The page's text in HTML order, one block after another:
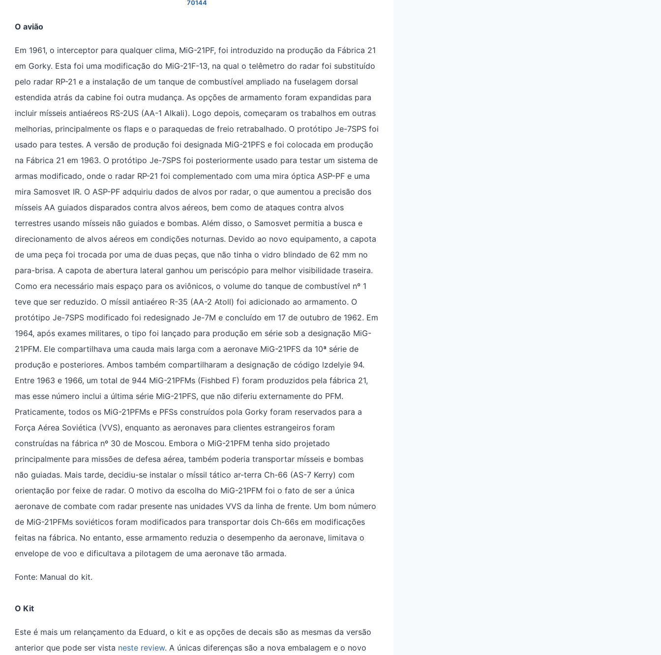
70144
O avião
Em 1961, o interceptor para qualquer clima, MiG-21PF, foi introduzido na produção da Fábrica 21
em Gorky. Esta foi uma modificação do MiG-21F-13, na qual o telêmetro do radar foi substituído
pelo radar RP-21 e a instalação de um tanque de combustível ampliado na fuselagem dorsal
estendida atrás da cabine foi outra mudança. As opções de armamento foram expandidas para
incluir mísseis antiaéreos RS-2US (AA-1 Alkali). Logo depois, começaram os trabalhos em outras
melhorias, principalmente os flaps e o paraquedas de freio retrabalhado. O protótipo Je-7SPS foi
usado para testes. A versão de produção foi designada MiG-21PFS e foi colocada em produção
na Fábrica 21 em 1963. O protótipo Je-7SPS foi posteriormente usado para testar um sistema de
armas modificado, onde o radar RP-21 foi complementado com uma mira óptica ASP-PF e uma
mira Samosvet IR. O ASP-PF adquiriu dados de alvos por radar, o que aumentou a precisão dos
mísseis AA guiados disparados contra alvos aéreos, bem como de ataques contra alvos
terrestres usando mísseis não guiados e bombas. Além disso, o Samosvet permitia a busca e
direcionamento de alvos aéreos em condições noturnas. Devido ao novo equipamento, a capota
de uma peça foi trocada por uma de duas peças, que não tinha o vidro blindado de 62 mm no
para-brisa. A capota de abertura lateral ganhou um periscópio para melhor visibilidade traseira.
Como era necessário mais espaço para os aviônicos, o volume do tanque de combustível nº 1
teve que ser reduzido. O míssil antiaéreo R-35 (AA-2 Atoll) foi adicionado ao armamento. O
protótipo Je-7SPS modificado foi redesignado Je-7M e concluído em 17 de outubro de 1962. Em
1964, após exames militares, o tipo foi lançado para produção em série sob a designação MiG-
21PFM. Ele compartilhava uma cauda mais larga com a aeronave MiG-21PFS da 10ª série de
produção e posteriores. Ambos também compartilharam a designação de código lzdelyie 94.
Entre 1963 e 1966, um total de 944 MiG-21PFMs (Fishbed F) foram produzidos pela fábrica 21,
mas esse número inclui a última série MiG-21PFS, que não diferiu externamente do PFM.
Praticamente, todos os MiG-21PFMs e PFSs construídos pola Gorky foram reservados para a
Força Aérea Soviética (VVS), enquanto as aeronaves para clientes estrangeiros foram
construídas na fábrica nº 30 de Moscou. Embora o MiG-21PFM tenha sido projetado
principalmente para missões de defesa aérea, também poderia transportar mísseis e bombas
não guiadas. Mais tarde, decidiu-se instalar o míssil tático ar-terra Ch-66 (AS-7 Kerry) com
orientação por feixe de radar. O motivo da escolha do MiG-21PFM foi o fato de ser a única
aeronave de combate com radar presente nas unidades VVS da linha de frente. Um bom número
de MiG-21PFMs soviéticos foram modificados para transportar dois Ch-66s em modificações
feitas na fábrica. No entanto, esse armamento reduzia o desempenho da aeronave, limitava o
envelope de voo e dificultava a pilotagem de uma aeronave tão armada.
Fonte: Manual do kit.
O Kit
Este é mais um relançamento da Eduard, o kit e as opções de decais são as mesmas da versão
anterior que pode ser vista neste review. A únicas diferenças são a nova embalagem e o novo